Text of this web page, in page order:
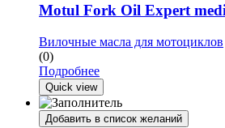
Motul Fork Oil Expert
Вилочные масла для мотоциклов
(0)
Подробнее
Quick view
Добавить в список желаний